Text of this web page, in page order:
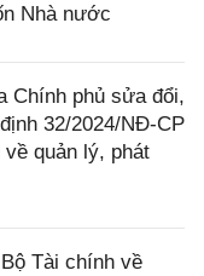
Nhà nước
Chính phủ sửa đổi,
32/2024/NĐ-CP
về quản lý, phát
Tài chính về